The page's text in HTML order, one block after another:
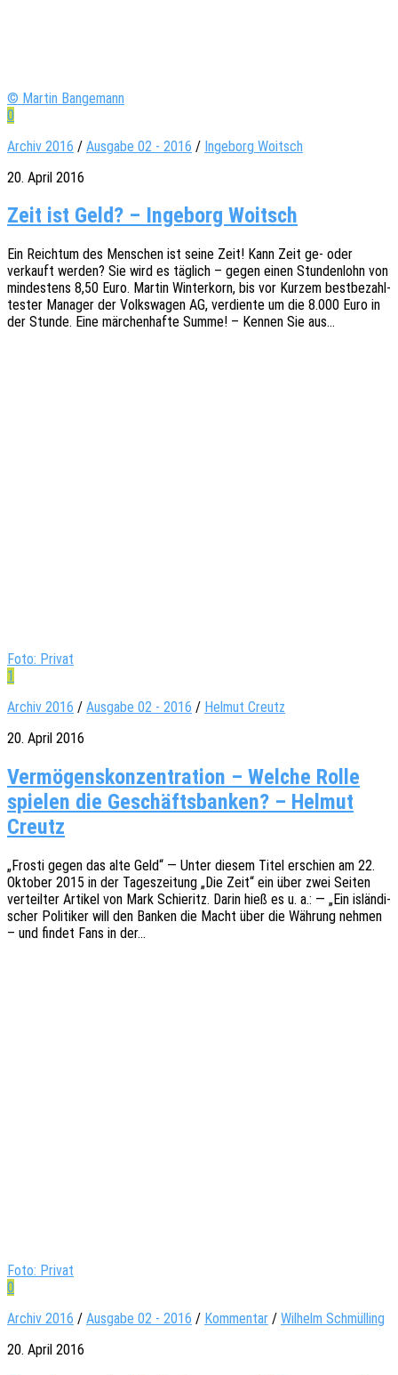
© Martin Bangemann
0
Archiv 2016 / Ausgabe 02 - 2016 / Inge­borg Woitsch
20. April 2016
Zeit ist Geld? – Inge­borg Woitsch
Ein Reich­tum des Menschen ist seine Zeit! Kann Zeit ge- oder
verkauft werden? Sie wird es täglich – gegen einen Stun­den­lohn von
mindes­tens 8,50 Euro. Martin Winter­korn, bis vor Kurzem best­be­zahl­
tes­ter Mana­ger der Volks­wa­gen AG, verdien­te um die 8.000 Euro in
der Stunde. Eine märchen­haf­te Summe! – Kennen Sie aus…
Foto: Privat
1
Archiv 2016 / Ausgabe 02 - 2016 / Helmut Creutz
20. April 2016
Ver­mö­gens­kon­zen­tra­tion – Wel­che Rolle
spie­len die Geschäfts­ban­ken? – Hel­mut
Creutz
„Frosti gegen das alte Geld“ — Unter diesem Titel erschien am 22.
Okto­ber 2015 in der Tages­zei­tung „Die Zeit“ ein über zwei Seiten
verteil­ter Arti­kel von Mark Schie­r­itz. Darin hieß es u. a.: — „Ein islän­di­
scher Poli­ti­ker will den Banken die Macht über die Währung nehmen
– und findet Fans in der…
Foto: Privat
0
Archiv 2016 / Ausgabe 02 - 2016 / Kommentar / Wilhelm Schmülling
20. April 2016